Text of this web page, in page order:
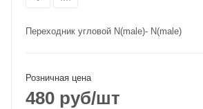
Переходник угловой N(male)- N(male)
Розничная цена
480 руб/шт